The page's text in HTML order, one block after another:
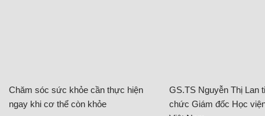
Chăm sóc sức khỏe cần thực hiện
ngay khi cơ thể còn khỏe
GS.TS Nguyễn Thị Lan
chức Giám đốc Học